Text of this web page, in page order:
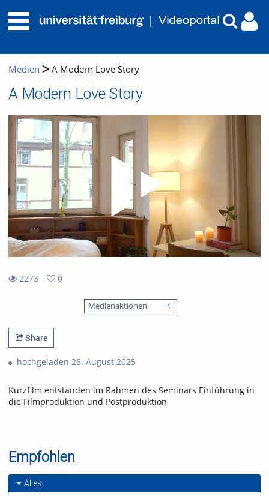
Medien A Modern Love Story
A Modern Love Story
2273
0
Medienaktionen
Share
hochgeladen 26. August 2025
Kurzfilm entstanden im Rahmen des Seminars Einführung in
die Filmproduktion und Postproduktion
Empfohlen
Alles